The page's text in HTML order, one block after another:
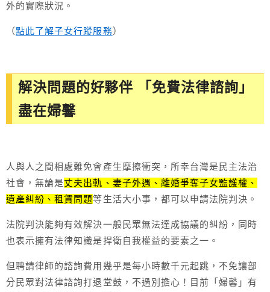
外的實際狀況。
（點此了解子女行蹤服務）
解決問題的好夥伴 「免費法律諮詢」
盡在婦馨
人與人之間相處難免會產生摩擦衝突，所幸台灣是民主法治
社會，無論是丈夫出軌、妻子外遇、離婚爭奪子女監護權、
遺產糾紛、租賃問題等生活大小事，都可以申請法院判決。
法院判決能夠有效解決一般民眾無法達成協議的糾紛，同時
也表示擁有法律知識是捍衛自我權益的要素之一。
但聘請律師的諮詢費用幾乎是每小時數千元起跳，不免讓部
分民眾對法律諮詢打退堂鼓，不過別擔心！目前「婦馨」有